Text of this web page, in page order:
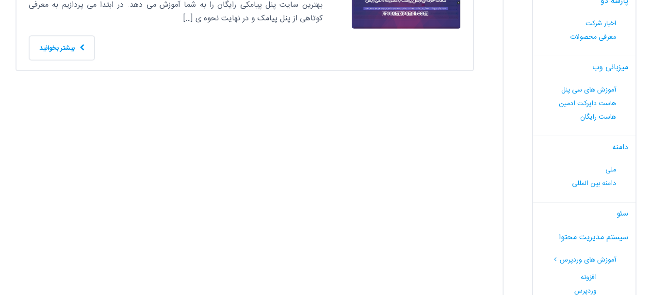
بهترین سایت پنل پیامکی رایگان را به شما آموزش می دهد. در ابتدا می پردازیم به معرفی
کوتاهی از پنل پیامک و در نهایت نحوه ی […]
اخبار شرکت
معرفی محصولات
میزبانی وب
آموزش های سی پنل
هاست دایرکت ادمین
هاست رایگان
دامنه
ملی
دامنه بین المللی
سئو
سیستم مدیریت محتوا
آموزش های وردپرس
افزونه
وردپرس